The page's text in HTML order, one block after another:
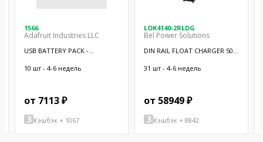
1566
Adafruit Industries LLC
USB BATTERY PACK -
10 шт - 4-6 недель
от 7113 ₽
Кэшбэк + 1067
LOK4140-2RLDG
Bel Power Solutions
DIN RAIL FLOAT CHARGER 50W
31 шт - 4-6 недель
от 58949 ₽
Кэшбэк + 8842